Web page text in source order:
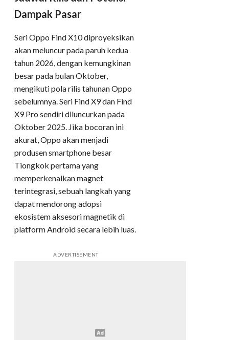
Dampak Pasar
Seri Oppo Find X10 diproyeksikan
akan meluncur pada paruh kedua
tahun 2026, dengan kemungkinan
besar pada bulan Oktober,
mengikuti pola rilis tahunan Oppo
sebelumnya. Seri Find X9 dan Find
X9 Pro sendiri diluncurkan pada
Oktober 2025. Jika bocoran ini
akurat, Oppo akan menjadi
produsen smartphone besar
Tiongkok pertama yang
memperkenalkan magnet
terintegrasi, sebuah langkah yang
dapat mendorong adopsi
ekosistem aksesori magnetik di
platform Android secara lebih luas.
ADVERTISEMENT